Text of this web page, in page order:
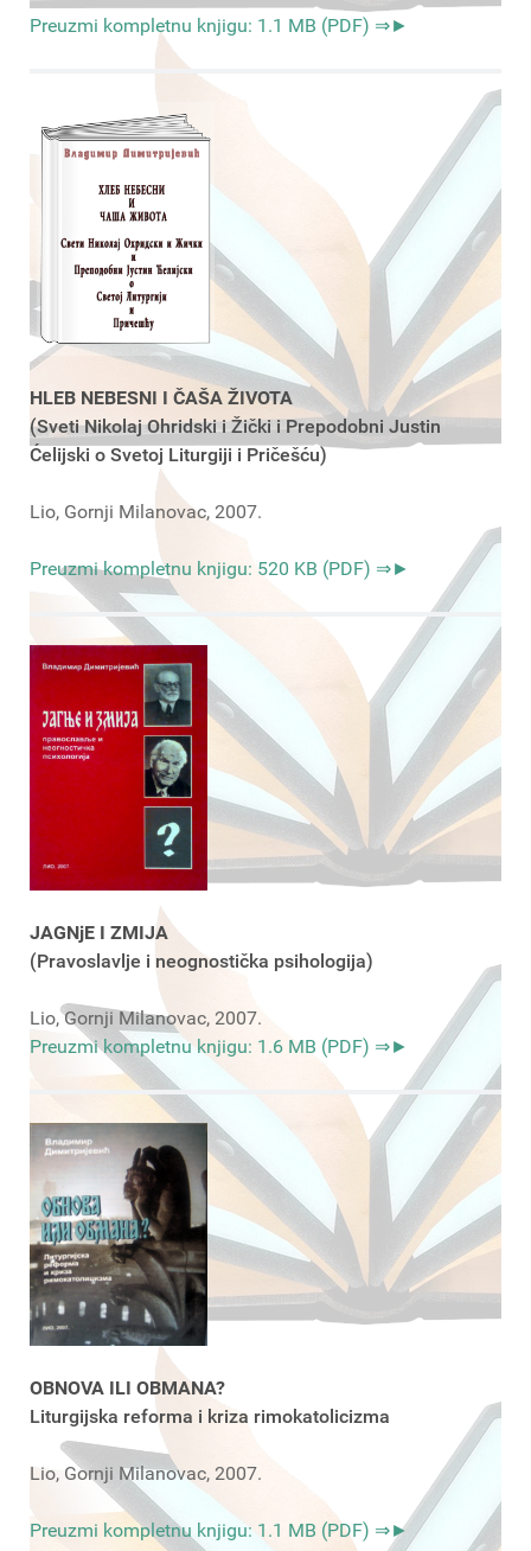
Preuzmi kompletnu knjigu: 1.1 MB (PDF) ⇒►
HLEB NEBESNI I ČAŠA ŽIVOTA
(Sveti Nikolaj Ohridski i Žički i Prepodobni Justin
Ćelijski o Svetoj Liturgiji i Pričešću)
Lio, Gornji Milanovac, 2007.
Preuzmi kompletnu knjigu: 520 KB (PDF) ⇒►
JAGNjE I ZMIJA
(Pravoslavlje i neognostička psihologija)
Lio, Gornji Milanovac, 2007.
Preuzmi kompletnu knjigu: 1.6 MB (PDF) ⇒►
OBNOVA ILI OBMANA?
Liturgijska reforma i kriza rimokatolicizma
Lio, Gornji Milanovac, 2007.
Preuzmi kompletnu knjigu: 1.1 MB (PDF) ⇒►